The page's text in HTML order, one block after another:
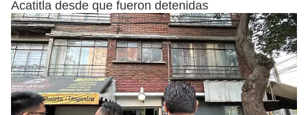
Acatitla desde que fueron detenidas